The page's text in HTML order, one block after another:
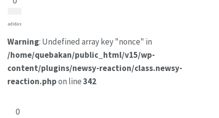
adidas
Warning: Undefined array key "nonce" in
/home/quebakan/public_html/v15/wp-
content/plugins/newsy-reaction/class.newsy-
reaction.phpon line342
0